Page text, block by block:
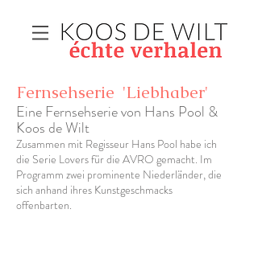
Fernsehserie 'Liebhaber'
Eine Fernsehserie von Hans Pool &
Koos de Wilt
Zusammen mit Regisseur Hans Pool habe ich
die Serie Lovers für die AVRO gemacht. Im
Programm zwei prominente Niederländer, die
sich anhand ihres Kunstgeschmacks
offenbarten.